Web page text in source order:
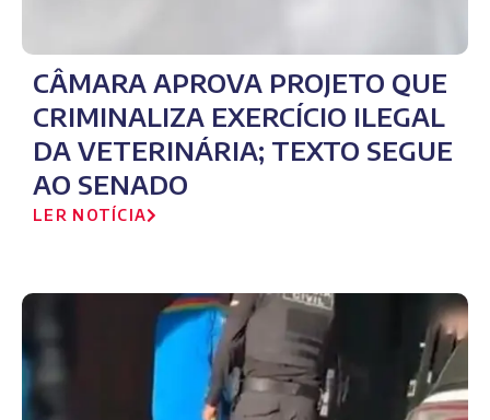
CÂMARA APROVA PROJETO QUE
CRIMINALIZA EXERCÍCIO ILEGAL
DA VETERINÁRIA; TEXTO SEGUE
AO SENADO
LER NOTÍCIA